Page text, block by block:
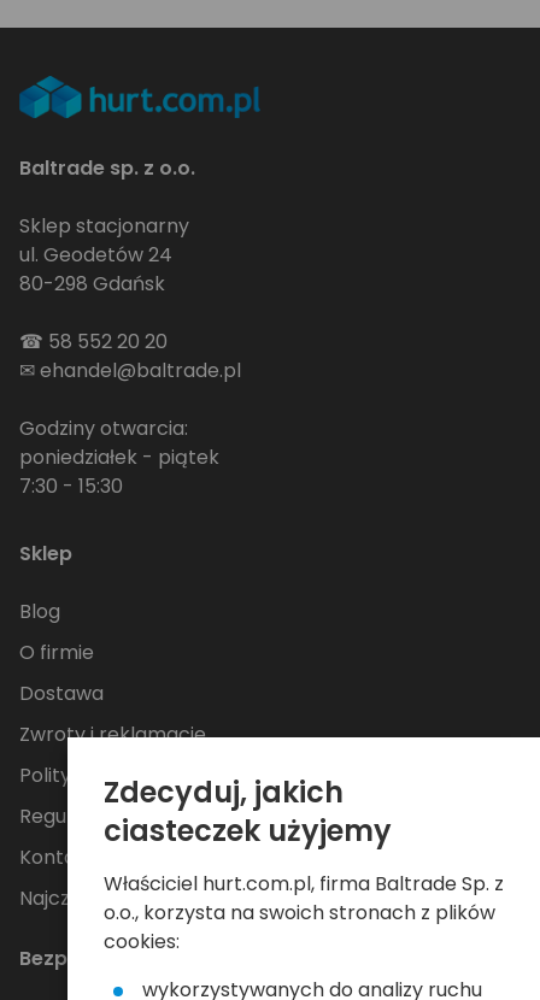
Baltrade sp. z o.o.
Sklep stacjonarny
ul. Geodetów 24
80-298 Gdańsk
☎ 58 552 20 20
✉ehandel@baltrade.pl
Godziny otwarcia:
poniedziałek - piątek
7:30 - 15:30
Sklep
Blog
O firmie
Dostawa
Zwroty i reklamacje
Polityka Prywatności
Regulamin
Kontakt
Najczęściej zadawane pytania
Bezpieczne płatności
Zdecyduj, jakich
ciasteczek użyjemy
Właściciel hurt.com.pl, firma Baltrade Sp. z
o.o., korzysta na swoich stronach z plików
cookies:
wykorzystywanych do analizy ruchu